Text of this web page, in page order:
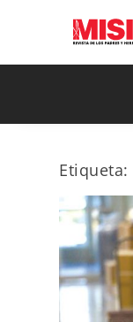
Etiqueta: